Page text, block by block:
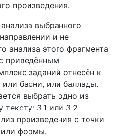
произведения.
выбранного
и не
анализа этого фрагмента
приведённым
заданий отнесён к
или басни, или баллады.
выбрать одно из
тексту: 3.1 или 3.2.
произведения с точки
или формы.